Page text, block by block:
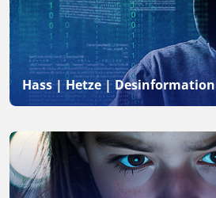
Hass | Hetze | Desinformation